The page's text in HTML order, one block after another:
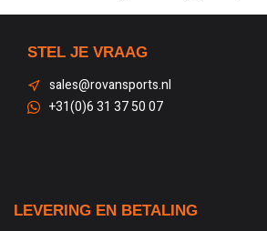
STEL JE VRAAG
sales@rovansports.nl
+31(0)6 31 37 50 07
LEVERING EN BETALING